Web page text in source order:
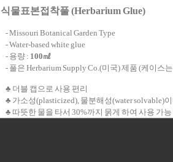
식물표본접착풀 (Herbarium Glue)
- Missouri Botanical Garden Type
- Water-based white glue
- 용량 : 100㎖
- 풀은 Herbarium Supply Co.(미국) 제품 (케이스
♣ 더블 캡으로 사용 편리
♣ 가소성(plasticized), 물분해성(water solvable)
♣ 따뜻한 물을 타서 30%까지 묽게 하여 사용 가능